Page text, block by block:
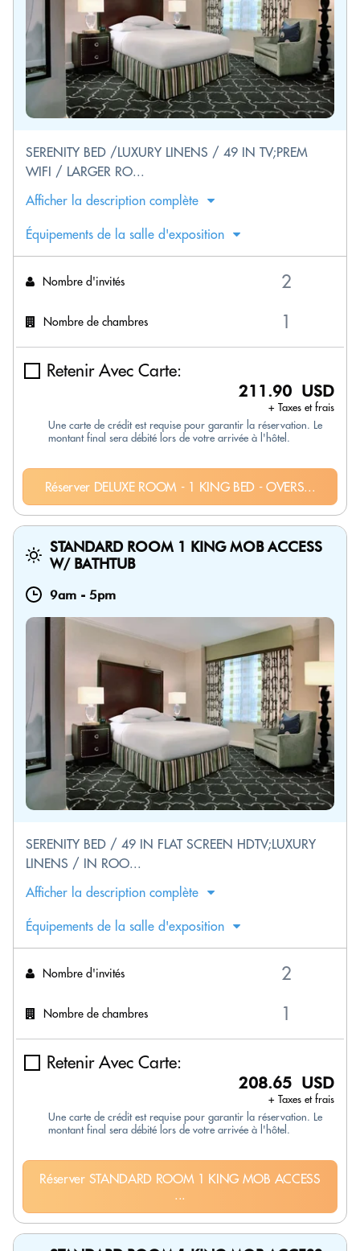
SERENITY BED /LUXURY LINENS / 49 IN TV;PREM
WIFI / LARGER RO...
Afficher la description complète
Équipements de la salle d'exposition
Nombre d'invités
Nombre de chambres
Retenir Avec Carte:
211.90 USD
+ Taxes et frais
Une carte de crédit est requise pour garantir la réservation. Le
montant final sera débité lors de votre arrivée à l'hôtel.
Réserver DELUXE ROOM - 1 KING BED - OVERS...
STANDARD ROOM 1 KING MOB ACCESS
W/ BATHTUB
9am - 5pm
SERENITY BED / 49 IN FLAT SCREEN HDTV;LUXURY
LINENS / IN ROO...
Afficher la description complète
Équipements de la salle d'exposition
Nombre d'invités
Nombre de chambres
Retenir Avec Carte:
208.65 USD
+ Taxes et frais
Une carte de crédit est requise pour garantir la réservation. Le
montant final sera débité lors de votre arrivée à l'hôtel.
Réserver STANDARD ROOM 1 KING MOB ACCESS
...